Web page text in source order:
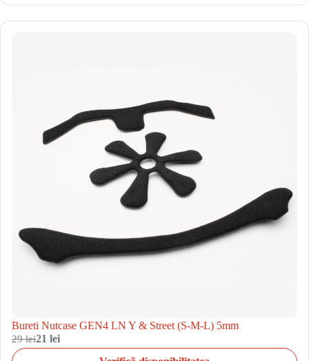
Bureti Nutcase GEN4 LN Y & Street (S-M-L) 5mm
29 lei21 lei